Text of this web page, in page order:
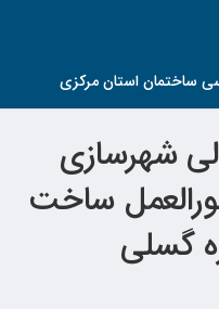
ساختمان استان مرکزی
شهرسازی
ساخت
گسلی